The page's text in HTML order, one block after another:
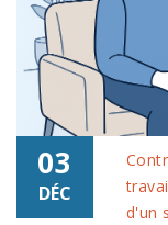
03
DÉC
d'un